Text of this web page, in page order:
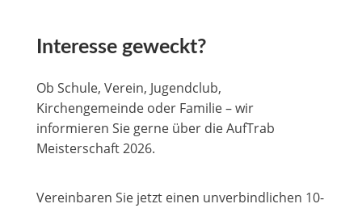
Interesse geweckt?
Ob Schule, Verein, Jugendclub,
Kirchengemeinde oder Familie – wir
informieren Sie gerne über die AufTrab
Meisterschaft 2026.
Vereinbaren Sie jetzt einen unverbindlichen 10-